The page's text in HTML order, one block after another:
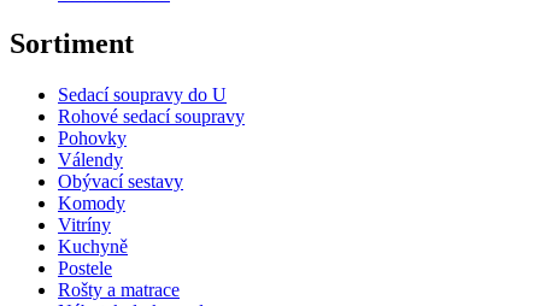
Sortiment
Sedací soupravy do U
Rohové sedací soupravy
Pohovky
Válendy
Obývací sestavy
Komody
Vitríny
Kuchyně
Postele
Rošty a matrace